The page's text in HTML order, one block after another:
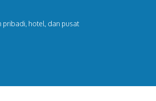
pribadi, hotel, dan pusat